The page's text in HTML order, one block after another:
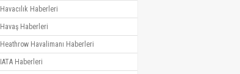
Havacılık Haberleri
Havaş Haberleri
Heathrow Havalimanı Haberleri
IATA Haberleri